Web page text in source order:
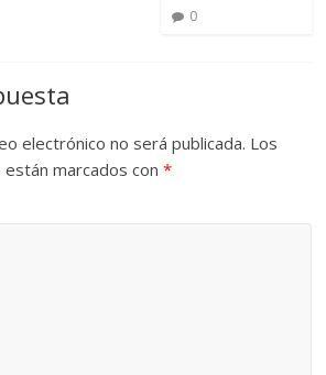
0
electrónico no será publicada. Los
marcados con*